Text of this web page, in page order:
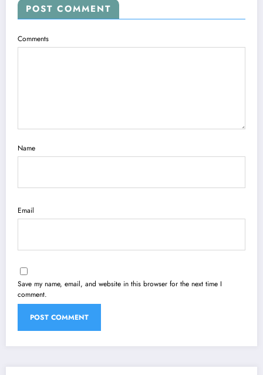
POST COMMENT
Comments
Name
Email
Save my name, email, and website in this browser for the next time I
comment.